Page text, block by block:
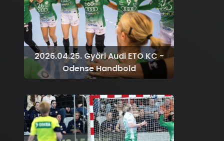
2026.04.25. Győri Audi ETO KC -
Odense Handbold